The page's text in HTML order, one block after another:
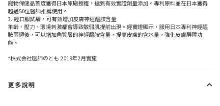
寵物保健品首度獲得日本原廠授權，達到有效實證劑量添加。專利原料並在日本獲得
超過50位醫師推薦使用。
3. 經口服試驗，可有效增加皮膚神經醯胺含量
年齡、壓力、環境刺激都會導致敏弱肌提前出現。經實證顯示，服用日本專利神經醯
胺兩週後，可以增加角質層的神經醯胺含量，提高皮膚的含水量，強化皮膚屏障功
能。
*株式会社医師のとも 2019年2月實施
更多說明